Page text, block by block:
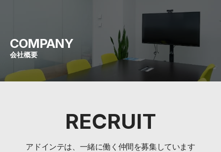
会社概要
COMPANY
RECRUIT
アドインテは、一緒に働く仲間を募集しています